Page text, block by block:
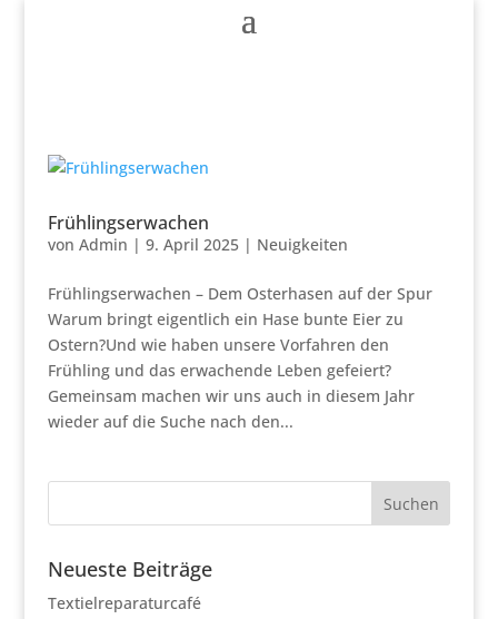
Frühlingserwachen
von Admin | 9. April 2025| Neuigkeiten
Frühlingserwachen – Dem Osterhasen auf der Spur
Warum bringt eigentlich ein Hase bunte Eier zu
Ostern?Und wie haben unsere Vorfahren den
Frühling und das erwachende Leben gefeiert?
Gemeinsam machen wir uns auch in diesem Jahr
wieder auf die Suche nach den...
Neueste Beiträge
Textielreparaturcafé